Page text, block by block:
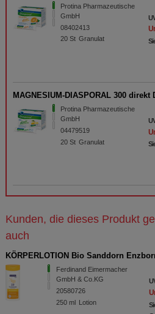
Protina Pharmazeutische
GmbH
08402413
20St Granulat
MAGNESIUM-DIASPORAL 300 direkt
Protina Pharmazeutische
GmbH
04479519
20St Granulat
Kunden, die dieses Produkt
auch
KÖRPERLOTION Bio Sanddorn
Ferdinand Eimermacher
GmbH & Co.KG
20580726
250 ml Lotion